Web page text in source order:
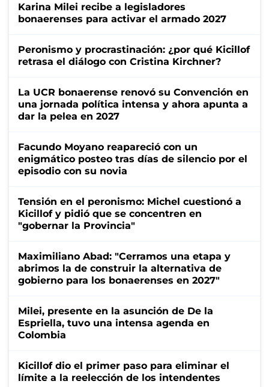
Karina Milei recibe a legisladores
bonaerenses para activar el armado 2027
Peronismo y procrastinación: ¿por qué Kicillof
retrasa el diálogo con Cristina Kirchner?
La UCR bonaerense renovó su Convención en
una jornada política intensa y ahora apunta a
dar la pelea en 2027
Facundo Moyano reapareció con un
enigmático posteo tras días de silencio por el
episodio con su novia
Tensión en el peronismo: Michel cuestionó a
Kicillof y pidió que se concentren en
"gobernar la Provincia"
Maximiliano Abad: "Cerramos una etapa y
abrimos la de construir la alternativa de
gobierno para los bonaerenses en 2027"
Milei, presente en la asunción de De la
Espriella, tuvo una intensa agenda en
Colombia
Kicillof dio el primer paso para eliminar el
límite a la reelección de los intendentes